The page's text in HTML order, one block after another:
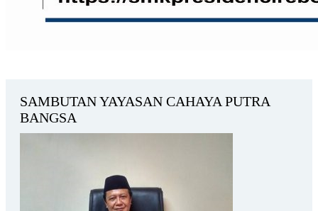
SAMBUTAN YAYASAN CAHAYA PUTRA
BANGSA